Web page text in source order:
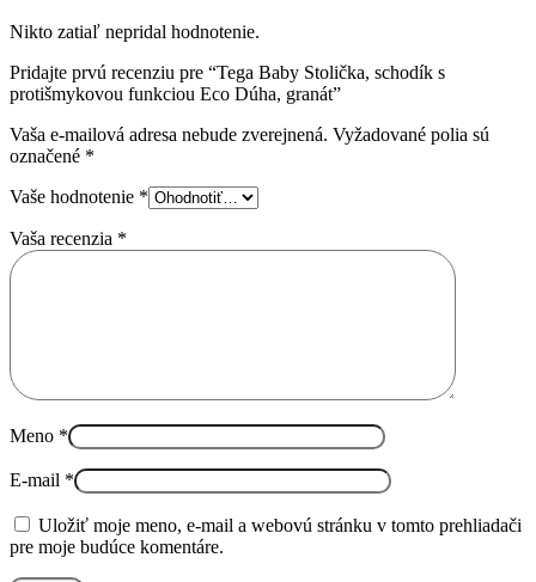
Nikto zatiaľ nepridal hodnotenie.
Pridajte prvú recenziu pre “Tega Baby Stolička, schodík s
protišmykovou funkciou Eco Dúha, granát”
Vaša e-mailová adresa nebude zverejnená. Vyžadované polia sú
označené *
Vaše hodnotenie *
Vaša recenzia *
Meno *
E-mail *
Uložiť moje meno, e-mail a webovú stránku v tomto prehliadači
pre moje budúce komentáre.